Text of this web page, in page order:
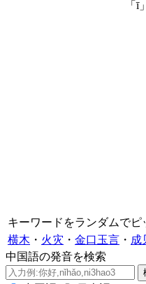
「
キーワードをランダムでピ
横木 ・ 火灾 ・ 金口玉言 ・ 成
中国語の発音を検索